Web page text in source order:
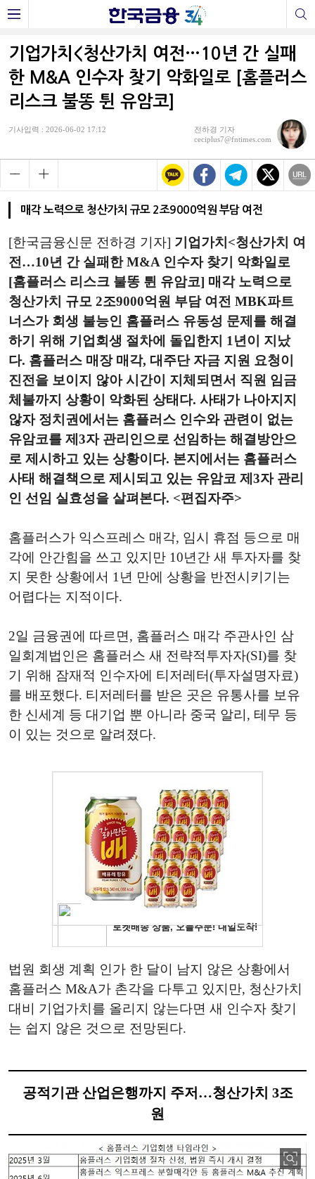
기업가치<청산가치 여전…10년 간 실패
한 M&A 인수자 찾기 악화일로 [홈플러스
리스크 불똥 튄 유암코]
기사입력 : 2026-06-02 17:12
전하경 기자
ceciplus7@fntimes.com
매각 노력으로 청산가치 규모 2조9000억원 부담 여전
[한국금융신문 전하경 기자] 기업가치<청산가치 여
전…10년 간 실패한 M&A 인수자 찾기 악화일로
[홈플러스 리스크 불똥 튄 유암코] 매각 노력으로
청산가치 규모 2조9000억원 부담 여전 MBK파트
너스가 회생 불능인 홈플러스 유동성 문제를 해결
하기 위해 기업회생 절차에 돌입한지 1년이 지났
다. 홈플러스 매장 매각, 대주단 자금 지원 요청이
진전을 보이지 않아 시간이 지체되면서 직원 임금
체불까지 상황이 악화된 상태다. 사태가 나아지지
않자 정치권에서는 홈플러스 인수와 관련이 없는
유암코를 제3자 관리인으로 선임하는 해결방안으
로 제시하고 있는 상황이다. 본지에서는 홈플러스
사태 해결책으로 제시되고 있는 유암코 제3자 관리
인 선임 실효성을 살펴본다. <편집자주>
홈플러스가 익스프레스 매각, 임시 휴점 등으로 매
각에 안간힘을 쓰고 있지만 10년간 새 투자자를 찾
지 못한 상황에서 1년 만에 상황을 반전시키기는
어렵다는 지적이다.
2일 금융권에 따르면, 홈플러스 매각 주관사인 삼
일회계법인은 홈플러스 새 전략적투자자(SI)를 찾
기 위해 잠재적 인수자에 티저레터(투자설명자료)
를 배포했다. 티저레터를 받은 곳은 유통사를 보유
한 신세계 등 대기업 뿐 아니라 중국 알리, 테무 등
이 있는 것으로 알려졌다.
법원 회생 계획 인가 한 달이 남지 않은 상황에서
홈플러스 M&A가 촌각을 다투고 있지만, 청산가치
대비 기업가치를 올리지 않는다면 새 인수자 찾기
는 쉽지 않은 것으로 전망된다.
공적기관 산업은행까지 주저…청산가치 3조
원